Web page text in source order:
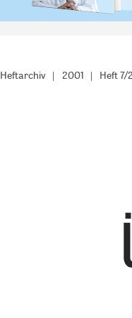
Heftarchiv 2001 Heft 7/